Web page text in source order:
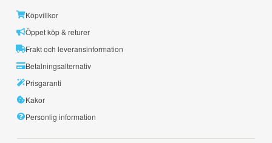
Köpvillkor
Öppet köp & returer
Frakt och leveransinformation
Betalningsalternativ
Prisgaranti
Kakor
Personlig information